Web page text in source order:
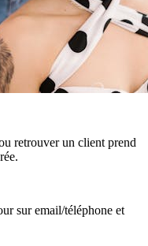
retrouver un client prend
sur email/téléphone et